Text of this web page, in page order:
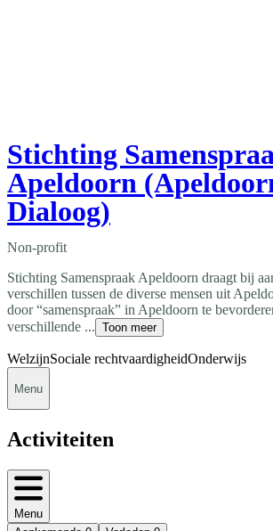
Stichting
Apeldoorn
Dialoog)
Non-profit
Stichting Samenspraak Apeldoorn draagt bij
verschillen tussen de diverse mensen uit
door “samenspraak” in Apeldoorn te
verschillende ... Toon meer
WelzijnSociale rechtvaardigheidOnderwijs
Menu
Activiteiten
Menu